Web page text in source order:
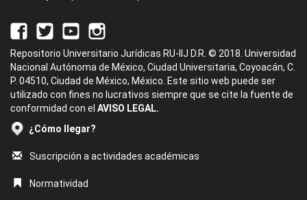
Repositorio Universitario Jurídicas RU-IIJ D.R. © 2018. Universidad
Nacional Autónoma de México, Ciudad Universitaria, Coyoacán, C.
P. 04510, Ciudad de México, México. Este sitio web puede ser
utilizado con fines no lucrativos siempre que se cite la fuente de
conformidad con el AVISO LEGAL.
¿Cómo llegar?
Suscripción a actividades académicas
Normatividad